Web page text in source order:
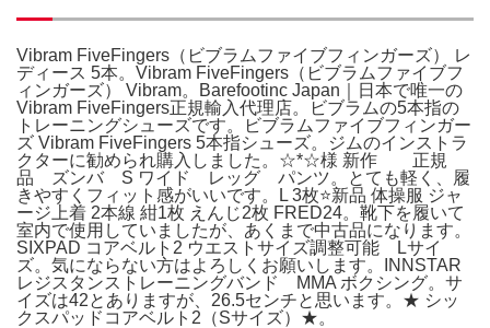
Vibram FiveFingers（ビブラムファイブフィンガーズ） レ
ディース 5本。Vibram FiveFingers（ビブラムファイブフ
ィンガーズ） Vibram。Barefootinc Japan｜日本で唯一の
Vibram FiveFingers正規輸入代理店。ビブラムの5本指の
トレーニングシューズです。ビブラムファイブフィンガー
ズ Vibram FiveFingers 5本指シューズ。ジムのインストラ
クターに勧められ購入しました。☆*☆様 新作 正規
品 ズンバ S ワイド レッグ パンツ。とても軽く、履
きやすくフィット感がいいです。L 3枚⭐️新品 体操服 ジャ
ージ上着 2本線 紺1枚 えんじ2枚 FRED24。靴下を履いて
室内で使用していましたが、あくまで中古品になります。
SIXPAD コアベルト2 ウエストサイズ調整可能 Lサイ
ズ。気にならない方はよろしくお願いします。INNSTAR
レジスタンストレーニングバンド MMA ボクシング。サ
イズは42とありますが、26.5センチと思います。★ シッ
クスパッドコアベルト2（Sサイズ）★。